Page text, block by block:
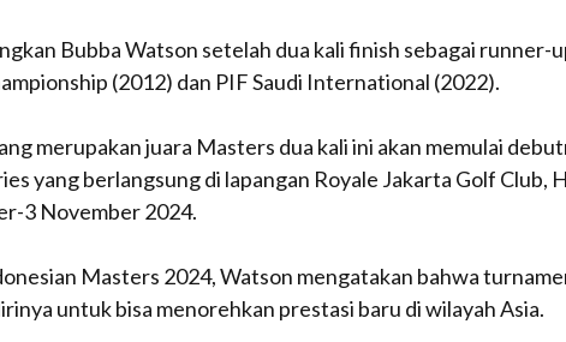
Bubba Watson setelah dua kalifinish sebagai runner-
(2012) dan PIF Saudi International (2022).
merupakan juara Masters dua kali ini akan memulai
yang berlangsung di lapangan Royale Jakarta Golf Club,
3 November 2024.
Masters 2024, Watson mengatakan bahwa
untuk bisa menorehkan prestasi baru di wilayah Asia.